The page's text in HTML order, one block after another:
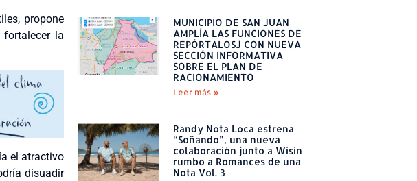
propone
fortalecer la
el atractivo
disuadir
MUNICIPIO DE SAN JUAN
AMPLÍA LAS FUNCIONES DE
REPÓRTALOSJ CON NUEVA
SECCIÓN INFORMATIVA
SOBRE EL PLAN DE
RACIONAMIENTO
Leer más »
Randy Nota Loca estrena
“Soñando”, una nueva
colaboración junto a Wisin
rumbo a Romances de una
Nota Vol. 3